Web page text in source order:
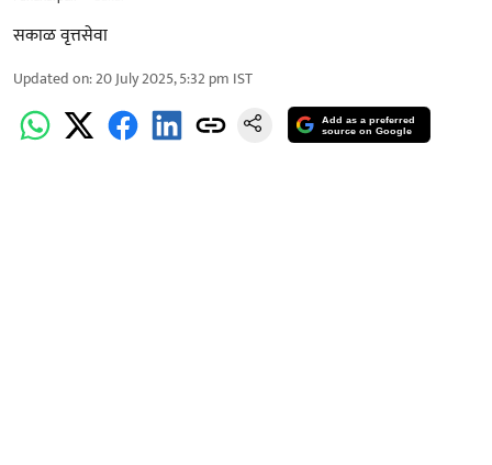
सकाळ वृत्तसेवा
Updated on:20 July 2025, 5:32 pm IST
Add as a preferred
source on Google